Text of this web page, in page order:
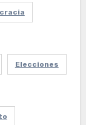
Elecciones